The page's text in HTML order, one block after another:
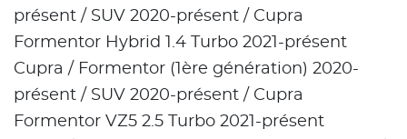
présent / SUV 2020-présent / Cupra
Formentor Hybrid 1.4 Turbo 2021-présent
Cupra / Formentor (1ère génération) 2020-
présent / SUV 2020-présent / Cupra
Formentor VZ5 2.5 Turbo 2021-présent